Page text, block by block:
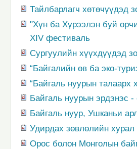
Тайлбарлагч хөтөчүүдэд
"Хүн ба Хүрээлэн буй
XIV фестиваль
Сургуулийн хүүхдүүдэд
“Байгалийн өв ба эко-
“Байгаль нуурын
Байгаль нуурын эрдэнэс
Байгаль нуур, Ушканьи
Удирдах зөвлөлийн хурал
Орос болон Монголын